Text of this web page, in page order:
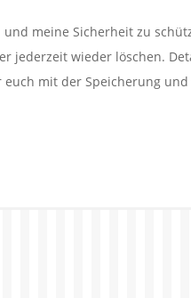
meine Sicherheit zu
jederzeit wieder löschen.
mit der Speicherung